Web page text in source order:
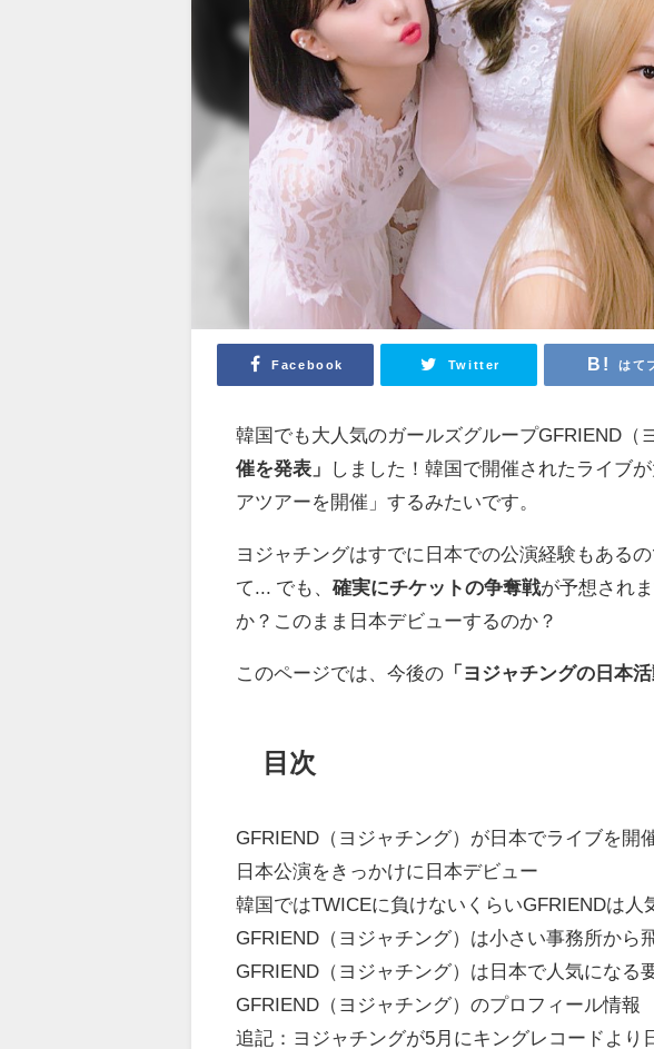
Facebook Twitter はて
韓国でも大人気のガールズグループGFRIEND（
催を発表」
しました！韓国で開催されたライブ
アツアーを開催」するみたいです。
ヨジャチングはすでに日本での公演経験もある
て... でも、確実にチケットの争奪戦が予想され
か？このまま日本デビューするのか？
このページでは、今後の 「ヨジャチングの日本
目次
GFRIEND（ヨジャチング）が日本でライブを開
日本公演をきっかけに日本デビュー
韓国ではTWICEに負けないくらいGFRIENDは人
GFRIEND（ヨジャチング）は小さい事務所から
GFRIEND（ヨジャチング）は日本で人気になる
GFRIEND（ヨジャチング）のプロフィール情報
追記：ヨジャチングが5月にキングレコードより